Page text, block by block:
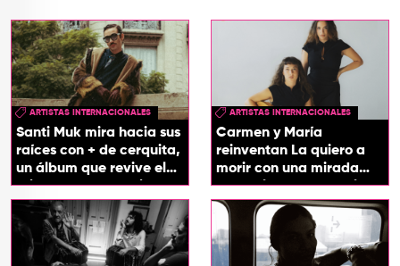
ARTISTAS INTERNACIONALES
Santi Muk mira hacia sus
raíces con + de cerquita,
un álbum que revive el
origen de sus canciones
ARTISTAS INTERNACIONALES
Carmen y María
reinventan La quiero a
morir con una mirada
entre el flamenco y el
soul